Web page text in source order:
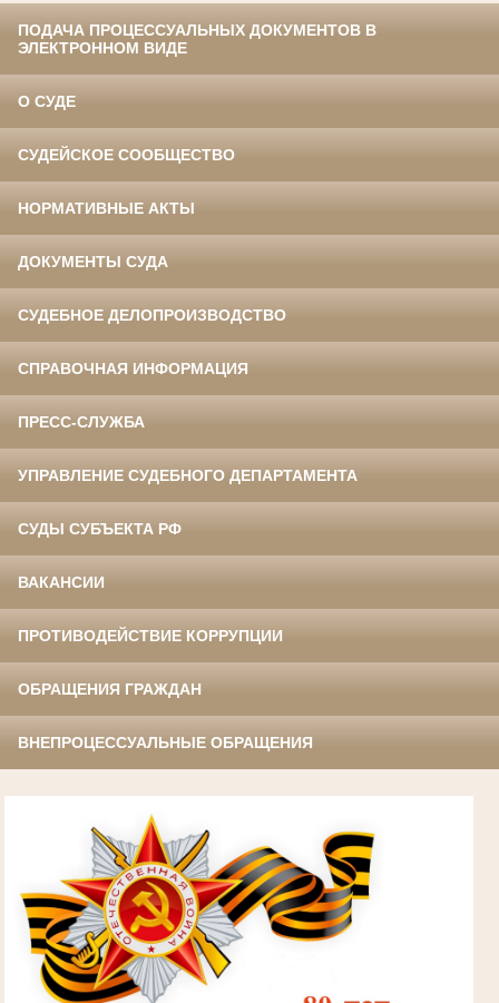
ПОДАЧА ПРОЦЕССУАЛЬНЫХ ДОКУМЕНТОВ В
ЭЛЕКТРОННОМ ВИДЕ
О СУДЕ
СУДЕЙСКОЕ СООБЩЕСТВО
НОРМАТИВНЫЕ АКТЫ
ДОКУМЕНТЫ СУДА
СУДЕБНОЕ ДЕЛОПРОИЗВОДСТВО
СПРАВОЧНАЯ ИНФОРМАЦИЯ
ПРЕСС-СЛУЖБА
УПРАВЛЕНИЕ СУДЕБНОГО ДЕПАРТАМЕНТА
СУДЫ СУБЪЕКТА РФ
ВАКАНСИИ
ПРОТИВОДЕЙСТВИЕ КОРРУПЦИИ
ОБРАЩЕНИЯ ГРАЖДАН
ВНЕПРОЦЕССУАЛЬНЫЕ ОБРАЩЕНИЯ